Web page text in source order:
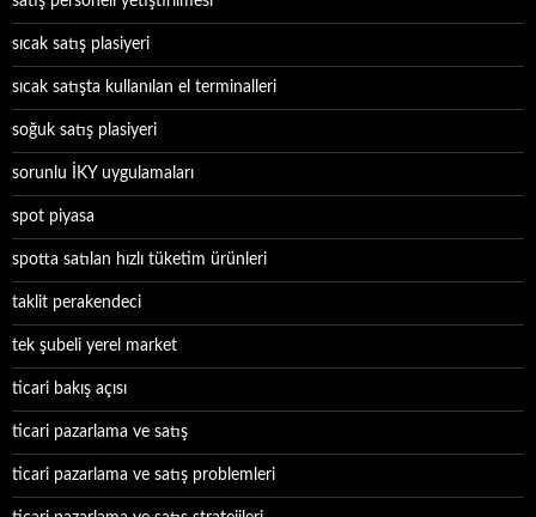
sıcak satış plasiyeri
sıcak satışta kullanılan el terminalleri
soğuk satış plasiyeri
sorunlu İKY uygulamaları
spot piyasa
spotta satılan hızlı tüketim ürünleri
taklit perakendeci
tek şubeli yerel market
ticari bakış açısı
ticari pazarlama ve satış
ticari pazarlama ve satış problemleri